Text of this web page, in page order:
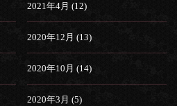
2021年4月 (12)
2020年12月 (13)
2020年10月 (14)
2020年3月 (5)